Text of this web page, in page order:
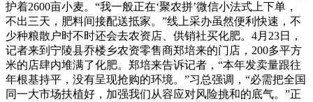
护着2600亩小麦。“我一般正在‘聚农拼’微信小法式上下单，
不出三天，肥料间接配送抵家。”线上采办虽然便利快速，不
少种粮散户时不时还会去农资店、供销社买化肥。4月23日，
记者来到宁陵县乔楼乡农资零售商郑培来的门店，200多平方
米的店肆内堆满了化肥。郑培来告诉记者，“本年发卖量跟往
年根基持平，没有呈现抢购的环境。”习总强调，“必需把全国
同一大市场扶植好，加强我们从容应对风险挑和的底气。”正